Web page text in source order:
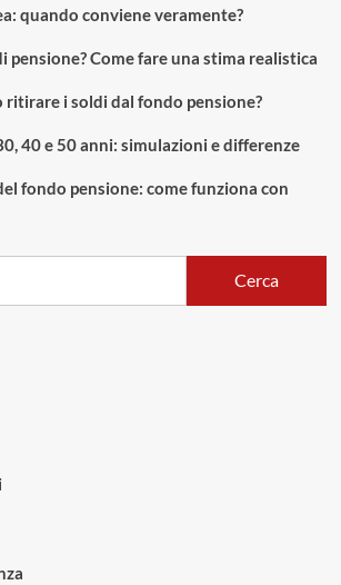
quando conviene veramente?
pensione? Come fare una stima realistica
ritirare i soldi dal fondo pensione?
40 e 50 anni: simulazioni e differenze
fondo pensione: come funziona con